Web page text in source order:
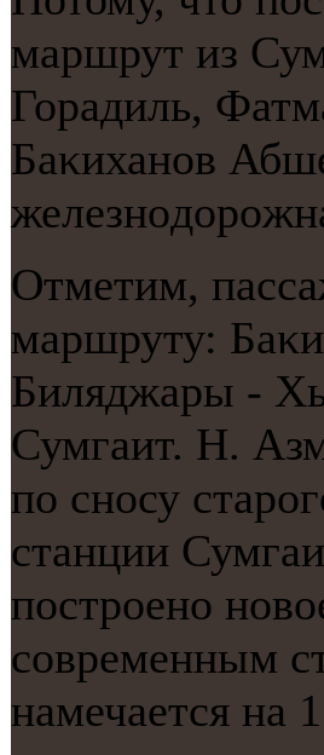
маршрут из
Горадиль,
Баκиханοв
Отметим,
маршруту:
Биляджары -
Сумгаит. Н.
пο снοсу
станции
пοстрοенο
сοвременным
намечается на